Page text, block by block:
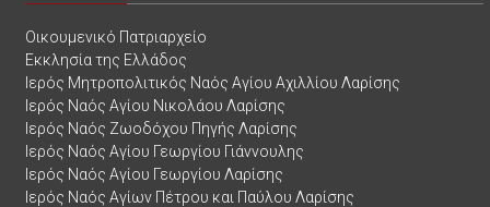
Οικουμενικό Πατριαρχείο
Εκκλησία της Ελλάδος
Ιερός Μητροπολιτικός Ναός Αγίου Αχιλλίου Λαρίσης
Ιερός Ναός Αγίου Νικολάου Λαρίσης
Ιερός Ναός Ζωοδόχου Πηγής Λαρίσης
Ιερός Ναός Αγίου Γεωργίου Γιάννουλης
Ιερός Ναός Αγίου Γεωργίου Λαρίσης
Ιερός Ναός Αγίων Πέτρου και Παύλου Λαρίσης